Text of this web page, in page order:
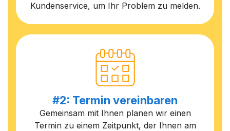
Kundenservice, um Ihr Problem zu melden.
#2: Termin vereinbaren
Gemeinsam mit Ihnen planen wir einen
Termin zu einem Zeitpunkt, der Ihnen am